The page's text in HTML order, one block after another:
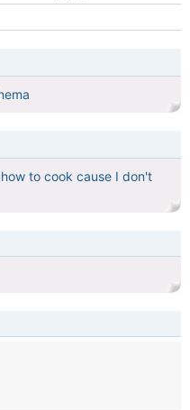
to cook cause I don't